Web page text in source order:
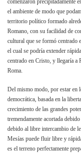
comenzaron precipitadamente
el ambiente de modo que
territorio político formado
Romano, con su facilidad de
cultural que se formó centrado
el cual se podría extender
centrado en Cristo, y llegaría a
Roma.
Del mismo modo, por estar en
democrática, basada en la
crecimiento de las grandes
tremendamente acortada
debido al libre intercambio de
Mesías puede fluir libre y
es el terreno perfectamente